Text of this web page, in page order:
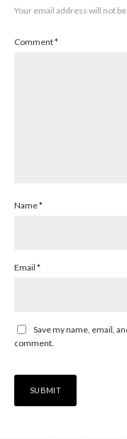
Your email address will not
Comment*
Name*
Email *
Save my name, email,
comment.